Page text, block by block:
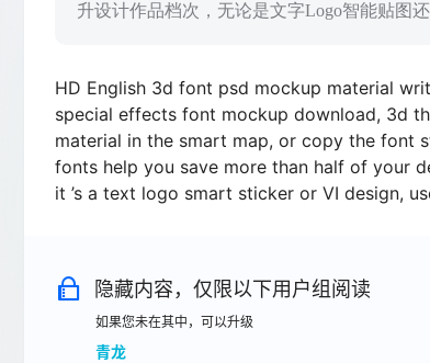
升设计作品档次，无论是文字Logo智能贴图
HD English 3d font psd mockup material
special effects font mockup download, 3d
material in the smart map, or copy the font
fonts help you save more than half of your
it ’s a text logo smart sticker or VI design,
隐藏内容，仅限以下用户组阅读
如果您未在其中，可以升级
青龙